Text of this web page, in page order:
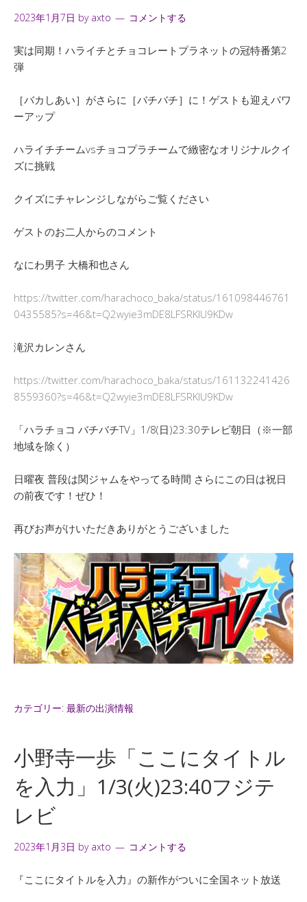
2023年1月7日 by axto コメントする
実は同期！ハライチとチョコレートプラネットの冠特番第2
弾
［バカしあい］がさらに［バチバチ］に！ゲストも迎えパワ
ーアップ
ハライチチームvsチョコプラチームで緻密なオリジナルクイ
ズに挑戦
クイズにチャレンジしながらご覧ください
ゲストのお二人からのコメント
なにわ男子 大橋和也さん
https://twitter.com/harachoco_baka/status/161098446761
0435585?s=46&t=Q2wyie3mDE8LFSRKlU9KDw
滝沢カレンさん
https://twitter.com/harachoco_baka/status/161132241426
8559360?s=46&t=Q2wyie3mDE8LFSRKlU9KDw
「ハラチョコ バチバチTV」1/8(日)23:30テレビ朝日（※一部
地域を除く）
日曜夜 普段は関ジャムをやってる時間 さらにこの日は祝日
の前夜です！ぜひ！
再びお声がけいただきありがとうございました
カテゴリー: 最新の出演情報
小野寺一歩「ここにタイトル
を入力」1/3(火)23:40フジテ
レビ
2023年1月3日 by axto コメントする
『ここにタイトルを入力』の新作がついに全国ネット放送